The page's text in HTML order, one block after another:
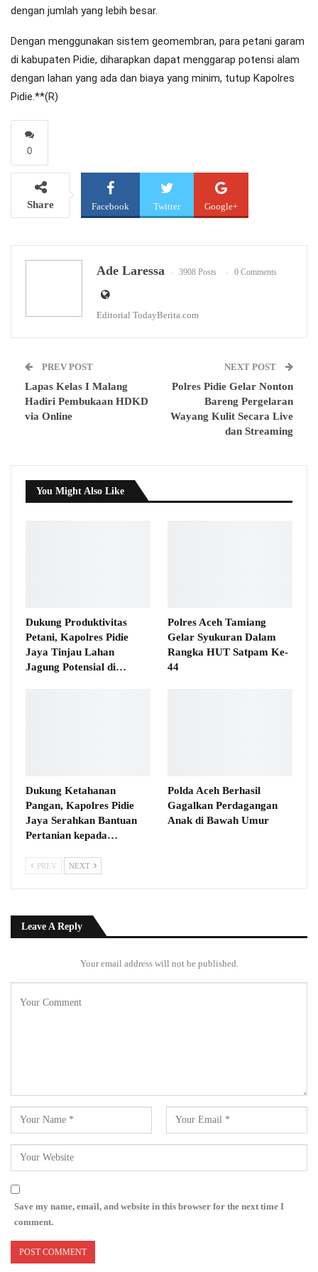
dengan jumlah yang lebih besar.
Dengan menggunakan sistem geomembran, para petani garam
di kabupaten Pidie, diharapkan dapat menggarap potensi alam
dengan lahan yang ada dan biaya yang minim, tutup Kapolres
Pidie.**(R)
0
Share Facebook Twitter Google+
Ade Laressa 3908 Posts 0 Comments
Editorial TodayBerita.com
PREV POST
Lapas Kelas I Malang
Hadiri Pembukaan HDKD
via Online
NEXT POST
Polres Pidie Gelar Nonton
Bareng Pergelaran
Wayang Kulit Secara Live
dan Streaming
You Might Also Like
Dukung Produktivitas
Petani, Kapolres Pidie
Jaya Tinjau Lahan
Jagung Potensial di…
Polres Aceh Tamiang
Gelar Syukuran Dalam
Rangka HUT Satpam Ke-
44
Dukung Ketahanan
Pangan, Kapolres Pidie
Jaya Serahkan Bantuan
Pertanian kepada…
Polda Aceh Berhasil
Gagalkan Perdagangan
Anak di Bawah Umur
PREV NEXT
Leave A Reply
Your email address will not be published.
Save my name, email, and website in this browser for the next time I
comment.